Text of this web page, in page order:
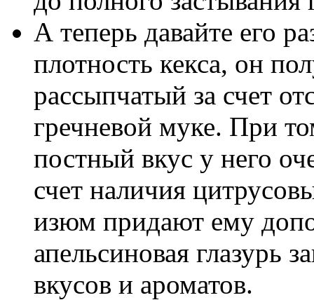
А теперь давайте его
плотность кекса, он
рассыпчатый за счет
гречневой муке. При
постный вкус у него
счет наличия
изюм придают ему
апельсиновая глазурь
вкусов и ароматов.